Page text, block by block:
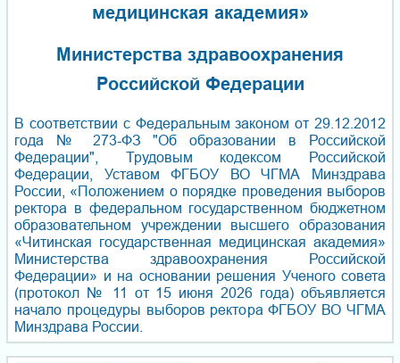
медицинская академия»
Министерства здравоохранения
Российской Федерации
В соответствии с Федеральным законом от 29.12.2012
года № 273-ФЗ "Об образовании в Российской
Федерации", Трудовым кодексом Российской
Федерации, Уставом ФГБОУ ВО ЧГМА Минздрава
России, «Положением о порядке проведения выборов
ректора в федеральном государственном бюджетном
образовательном учреждении высшего образования
«Читинская государственная медицинская академия»
Министерства здравоохранения Российской
Федерации» и на основании решения Ученого совета
(протокол № 11 от 15 июня 2026 года) объявляется
начало процедуры выборов ректора ФГБОУ ВО ЧГМА
Минздрава России.